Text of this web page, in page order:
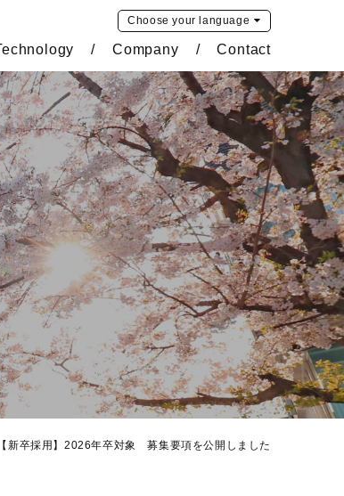
Choose your language
Company Contact
新卒採用】2026年卒対象 募集要項を公開しました